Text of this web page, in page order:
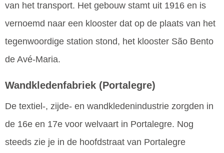
van het transport. Het gebouw stamt uit 1916 en is
vernoemd naar een klooster dat op de plaats van het
tegenwoordige station stond, het klooster São Bento
de Avé-Maria.
Wandkledenfabriek (Portalegre)
De textiel-, zijde- en wandkledenindustrie zorgden in
de 16e en 17e voor welvaart in Portalegre. Nog
steeds zie je in de hoofdstraat van Portalegre